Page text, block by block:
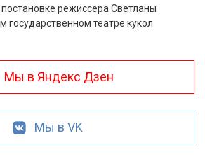
режиссера Светланы
театре кукол.
Мы в Яндекс Дзен
Мы в VK